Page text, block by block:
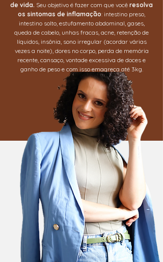
de vida. Seu objetivo é fazer com que você resolva
os sintomas de inflamação: intestino preso,
intestino solto, estufamento abdominal, gases,
queda de cabelo, unhas fracas, acne, retenção de
líquidos, insônia, sono irregular (acordar várias
vezes a noite), dores no corpo, perda de memória
recente, cansaço, vontade excessiva de doces e
ganho de peso e com isso emagreça até 3kg.